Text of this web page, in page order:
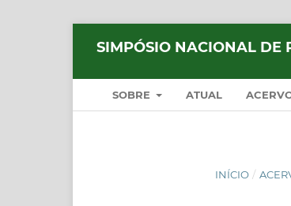
SIMPÓSIO NACIONAL DE
SOBRE ATUAL
INÍCIO /